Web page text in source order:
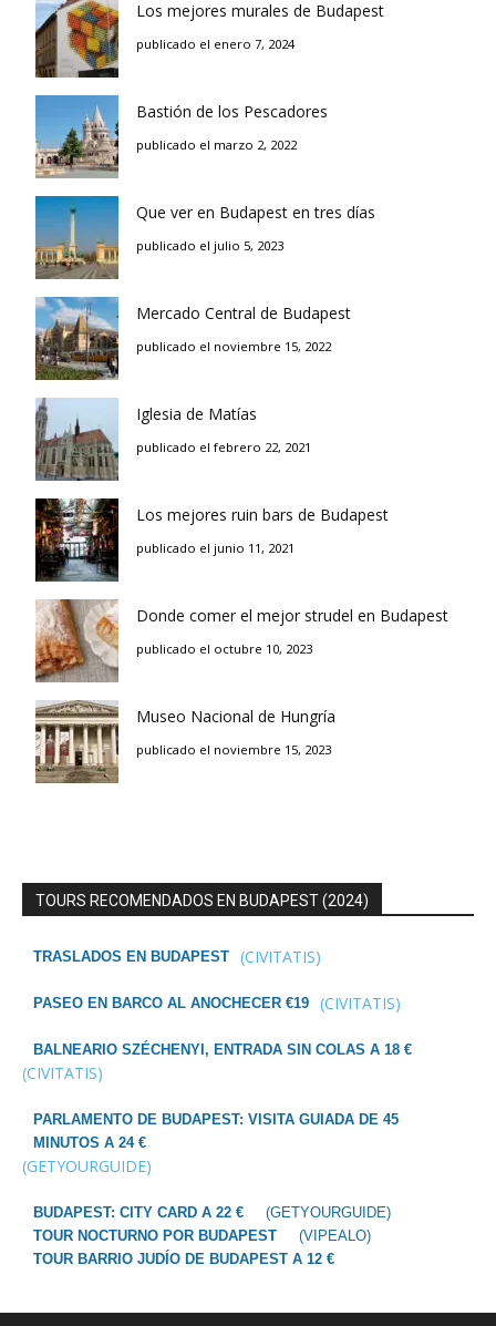
Los mejores murales de Budapest
publicado el enero 7, 2024
Bastión de los Pescadores
publicado el marzo 2, 2022
Que ver en Budapest en tres días
publicado el julio 5, 2023
Mercado Central de Budapest
publicado el noviembre 15, 2022
Iglesia de Matías
publicado el febrero 22, 2021
Los mejores ruin bars de Budapest
publicado el junio 11, 2021
Donde comer el mejor strudel en Budapest
publicado el octubre 10, 2023
Museo Nacional de Hungría
publicado el noviembre 15, 2023
TOURS RECOMENDADOS EN BUDAPEST (2024)
TRASLADOS EN BUDAPEST (CIVITATIS)
PASEO EN BARCO AL ANOCHECER €19 (CIVITATIS)
BALNEARIO SZÉCHENYI, ENTRADA SIN COLAS A 18 €
(CIVITATIS)
PARLAMENTO DE BUDAPEST: VISITA GUIADA DE 45
MINUTOS A 24 €
(GETYOURGUIDE)
BUDAPEST: CITY CARD A 22 €
(GETYOURGUIDE)
TOUR NOCTURNO POR BUDAPEST
(VIPEALO)
TOUR BARRIO JUDÍO DE BUDAPEST A 12 €